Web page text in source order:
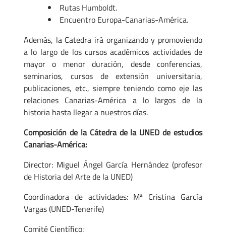
Rutas Humboldt.
Encuentro Europa-Canarias-América.
Además, la Catedra irá organizando y promoviendo
a lo largo de los cursos académicos actividades de
mayor o menor duración, desde conferencias,
seminarios, cursos de extensión universitaria,
publicaciones, etc., siempre teniendo como eje las
relaciones Canarias-América a lo largos de la
historia hasta llegar a nuestros días.
Composición de la Cátedra de la UNED de estudios
Canarias-América:
Director: Miguel Ángel García Hernández (profesor
de Historia del Arte de la UNED)
Coordinadora de actividades: Mª Cristina García
Vargas (UNED-Tenerife)
Comité Científico: